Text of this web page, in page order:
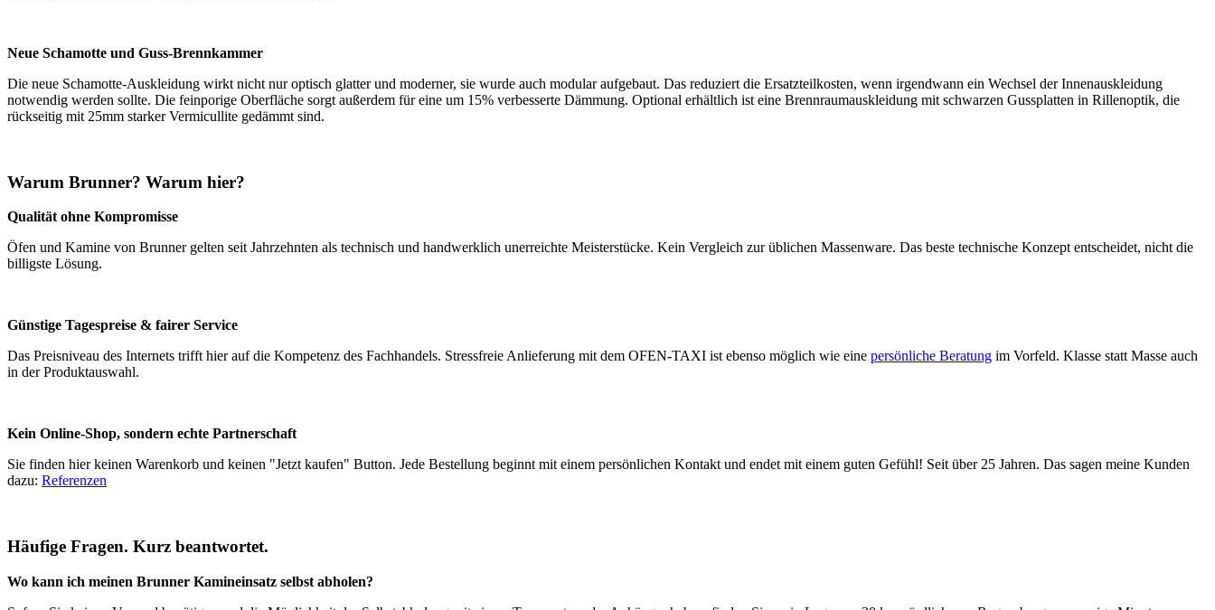
Neue Schamotte und Guss-Brennkammer
Die neue Schamotte-Auskleidung wirkt nicht nur optisch glatter und moderner, sie wurde auch modular aufgebaut. Das reduziert die Ersatzteilkosten, wenn irgendwann ein Wechsel der Innenauskleidung
notwendig werden sollte. Die feinporige Oberfläche sorgt außerdem für eine um 15% verbesserte Dämmung. Optional erhältlich ist eine Brennraumauskleidung mit schwarzen Gussplatten in Rillenoptik, die
rückseitig mit 25mm starker Vermicullite gedämmt sind.
Warum Brunner? Warum hier?
Qualität ohne Kompromisse
Öfen und Kamine von Brunner gelten seit Jahrzehnten als technisch und handwerklich unerreichte Meisterstücke. Kein Vergleich zur üblichen Massenware. Das beste technische Konzept entscheidet, nicht die
billigste Lösung.
Günstige Tagespreise & fairer Service
Das Preisniveau des Internets trifft hier auf die Kompetenz des Fachhandels. Stressfreie Anlieferung mit dem OFEN-TAXI ist ebenso möglich wie eine persönliche Beratung im Vorfeld. Klasse statt Masse auch
in der Produktauswahl.
Kein Online-Shop, sondern echte Partnerschaft
Sie finden hier keinen Warenkorb und keinen "Jetzt kaufen" Button. Jede Bestellung beginnt mit einem persönlichen Kontakt und endet mit einem guten Gefühl! Seit über 25 Jahren. Das sagen meine Kunden
dazu: Referenzen
Häufige Fragen. Kurz beantwortet.
Wo kann ich meinen Brunner Kamineinsatz selbst abholen?